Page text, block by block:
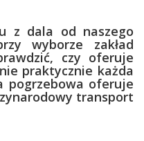
dala od naszego
wyborze zakład
czy oferuje
praktycznie każda
pogrzebowa oferuje
transport